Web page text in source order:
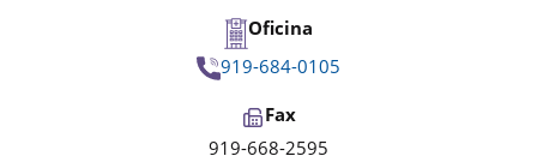
Oficina
919-684-0105
Fax
919-668-2595